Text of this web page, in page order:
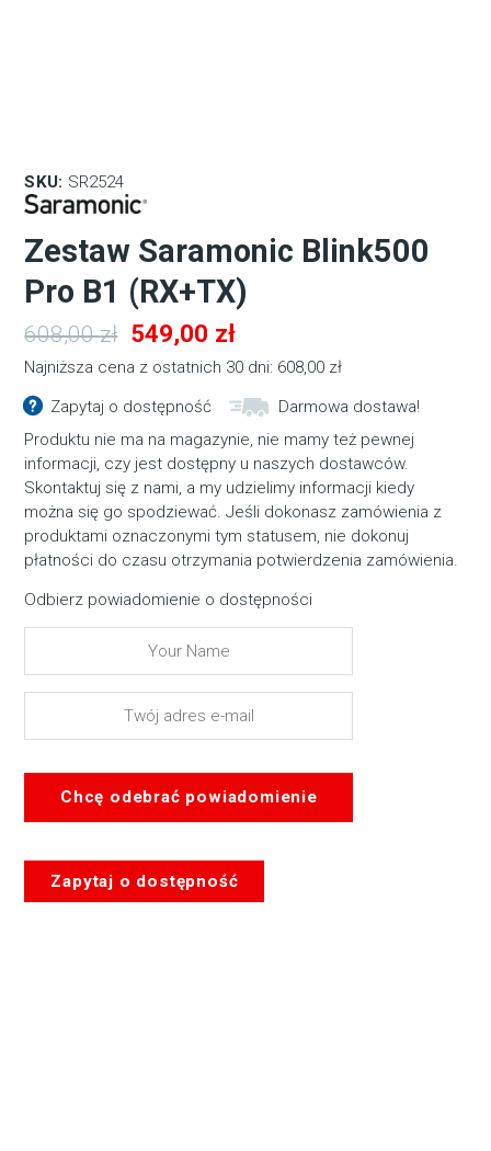
SKU: SR2524
Zestaw Saramonic Blink500
Pro B1 (RX+TX)
608,00zł Pierwotna
cena
wynosiła:
608,00 zł.
549,00 złAktualna
cena
wynosi:
549,00 zł.
Najniższa cena z ostatnich 30 dni: 608,00 zł
Zapytaj o dostępność
Darmowa dostawa!
Produktu nie ma na magazynie, nie mamy też pewnej
informacji, czy jest dostępny u naszych dostawców.
Skontaktuj się z nami, a my udzielimy informacji kiedy
można się go spodziewać. Jeśli dokonasz zamówienia z
produktami oznaczonymi tym statusem, nie dokonuj
płatności do czasu otrzymania potwierdzenia zamówienia.
Odbierz powiadomienie o dostępności
Chcę odebrać powiadomienie
Zapytaj o dostępność